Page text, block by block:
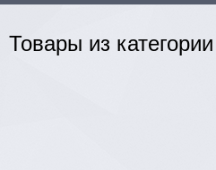
Товары из